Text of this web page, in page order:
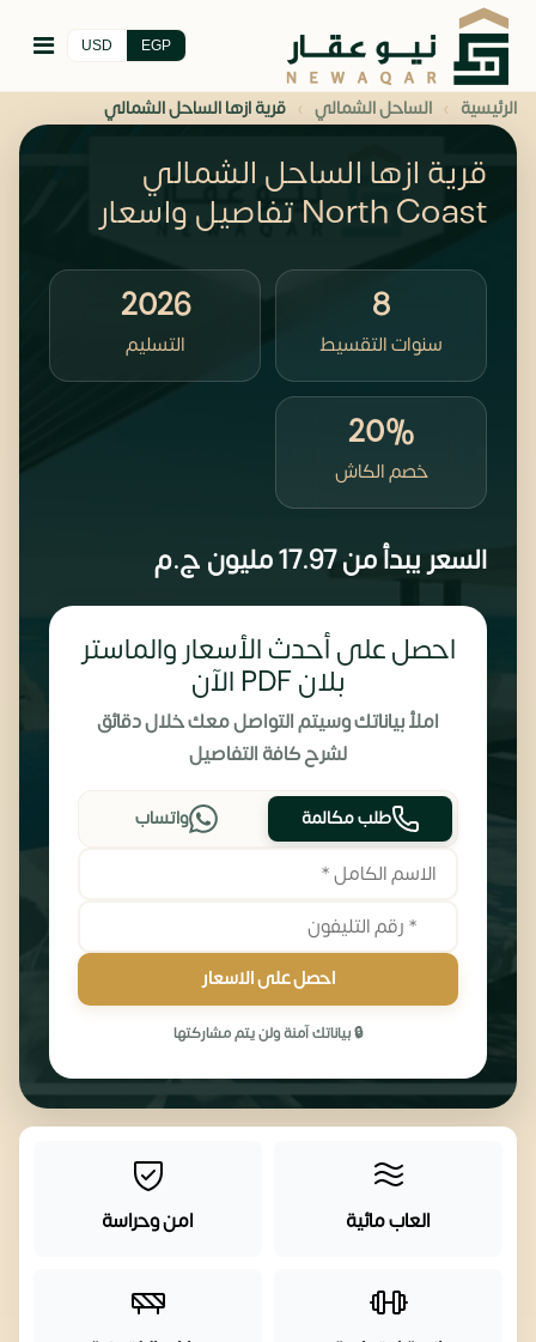
EGP
USD
الرئيسية › الساحل الشمالي › قرية ازها الساحل الشمالي
قرية ازها الساحل الشمالي
North Coast تفاصيل واسعار
8
سنوات التقسيط
2026
التسليم
20%
خصم الكاش
السعر يبدأ من17.97 مليون ج.م
احصل على أحدث الأسعار والماستر
بلان PDF الآن
املأ بياناتك وسيتم التواصل معك خلال دقائق
لشرح كافة التفاصيل
طلب مكالمة واتساب
احصل على الاسعار
🔒 بياناتك آمنة ولن يتم مشاركتها
العاب مائية امن وحراسة